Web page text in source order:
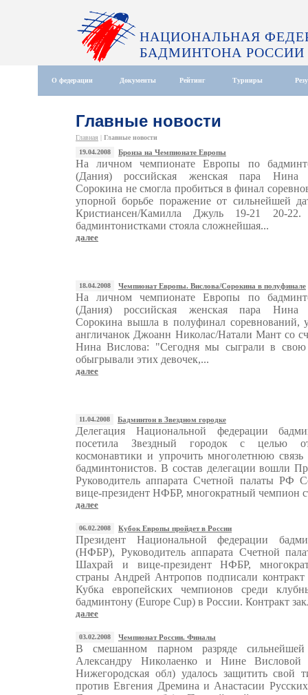
НАЦИОНАЛЬНАЯ
БАДМИНТОНА РОССИИ
О федерации Документы Рейтинг Турниры
Главные новости
Главная | Главные новости
19.04.2008
Бронза на Чемпионате Европы
На личном чемпионате Европы по
(Дания) российская женская пара Нина
Сорокина не смогла пробиться в финал
упорной борьбе поражение от сильнейшей
Кристиансен/Камилла Джуль 19-21 20-
бадминтонистками стояла сложнейшая...
далее
18.04.2008 Чемпионат Европы. Вислова/Сорокина в полуфинале
На личном чемпионате Европы по
(Дания) российская женская пара Нина
Сорокина вышла в полуфинал соревнований,
англичанок Джоанн Николас/Натали Мант со
Нина Вислова: "Сегодня мы сыграли в свою
обыгрывали этих девочек,...
далее
11.04.2008 Бадминтон в Звездном городке
Делегация Национальной федерации
посетила Звездный городок с целью
космонавтики и упрочить многолетнюю связь
бадминтонистов. В состав делегации вошли
Руководитель аппарата Счетной палаты РФ
вице-президент НФБР, многократный чемпион
далее
06.02.2008 Кубок Европы пройдет в России
Президент Национальной федерации
(НФБР), Руководитель аппарата Счетной
Шахрай и вице-президент НФБР,
страны Андрей Антропов подписали контракт
Кубка европейских чемпионов среди
бадминтону (Europe Cup) в России. Контракт
далее
03.02.2008 Чемпионат России. Финалы
В смешанном парном разряде
Александру Николаенко и Нине Висловой
Нижегородская обл) удалось защитить свой
против Евгения Дремина и Анастасии